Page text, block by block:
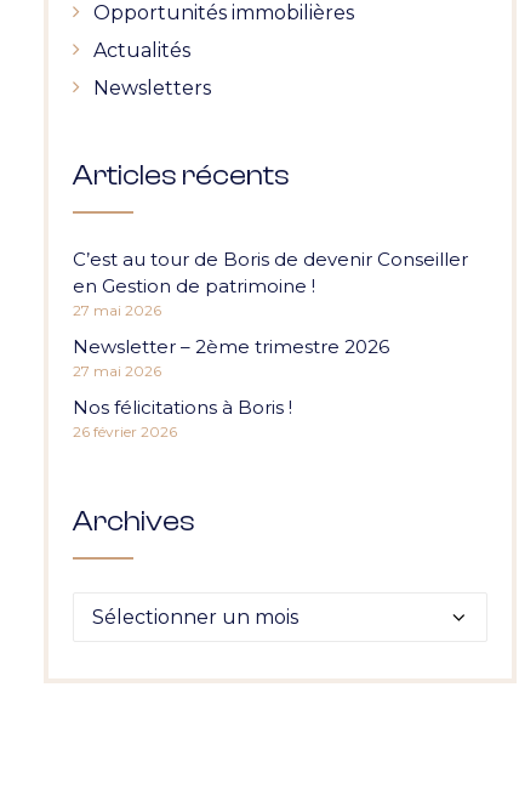
Opportunités immobilières
Actualités
Newsletters
Articles récents
C’est au tour de Boris de devenir Conseiller
en Gestion de patrimoine !
27 mai 2026
Newsletter – 2ème trimestre 2026
27 mai 2026
Nos félicitations à Boris !
26 février 2026
Archives
Archives